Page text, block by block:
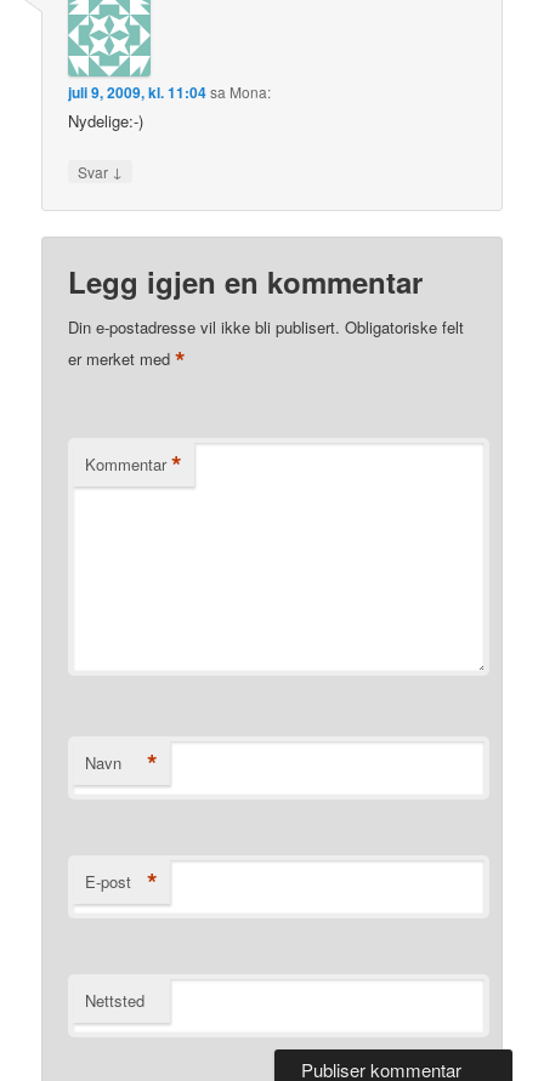
juli 9, 2009, kl. 11:04sa Mona:
Nydelige:-)
Svar ↓
Legg igjen en kommentar
Din e-postadresse vil ikke bli publisert. Obligatoriske felt
er merket med*
Kommentar *
Navn *
E-post *
Nettsted